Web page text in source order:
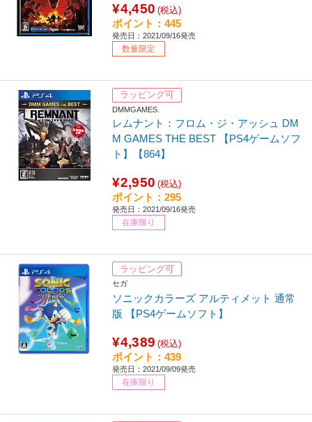
¥4,450 (税込)
ポイント：445
発売日：2021/09/16発売
数量限定
ラッピング可
DMMGAMES.
レムナント：フロム・ジ・アッシュ DM
M GAMES THE BEST 【PS4ゲームソフ
ト】【864】
¥2,950 (税込)
ポイント：295
発売日：2021/09/16発売
在庫限り
ラッピング可
セガ
ソニックカラーズ アルティメット 通常
版 【PS4ゲームソフト】
¥4,389 (税込)
ポイント：439
発売日：2021/09/09発売
在庫限り